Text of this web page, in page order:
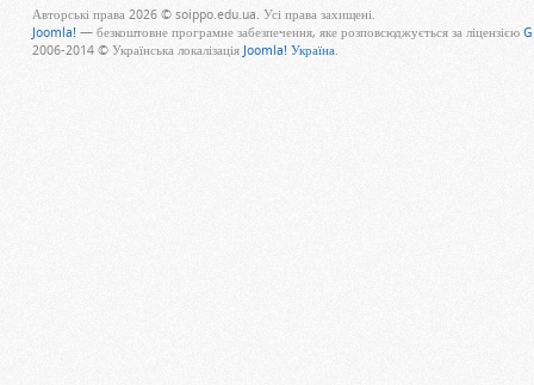
Авторські права 2026 © soippo.edu.ua. Усі права захищені.
Joomla! — безкоштовне програмне забезпечення, яке розповсюджується за ліцензією
2006-2014 © Українська локалізація Joomla! Україна.